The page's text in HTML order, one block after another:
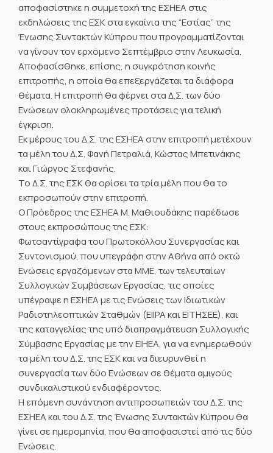
αποφασίστηκε η συμμετοχή της ΕΣΗΕΑ στις
εκδηλώσεις της ΕΣΚ στα εγκαίνια της “Εστίας” της
Ένωσης Συντακτών Κύπρου που προγραμματίζονται
να γίνουν τον ερχόμενο Σεπτέμβριο στην Λευκωσία.
Αποφασίσθηκε, επίσης, η συγκρότηση κοινής
επιτροπής, η οποία θα επεξεργάζεται τα διάφορα
θέματα. Η επιτροπή θα φέρνει στα Δ.Σ. των δύο
Ενώσεων ολοκληρωμένες προτάσεις για τελική
έγκριση.
Εκ μέρους του Δ.Σ. της ΕΣΗΕΑ στην επιτροπή μετέχουν
τα μέλη του Δ.Σ. Φανή Πετραλιά, Κώστας Μπετινάκης
και Γιώργος Στεφανής.
Το Δ.Σ. της ΕΣΚ θα ορίσει τα τρία μέλη που θα το
εκπροσωπούν στην επιτροπή.
Ο Πρόεδρος της ΕΣΗΕΑ Μ. Μαθιουδάκης παρέδωσε
στους εκπροσώπους της ΕΣΚ:
Φωτοαντίγραφα του Πρωτοκόλλου Συνεργασίας και
Συντονισμού, που υπεγράφη στην Αθήνα από οκτώ
Ενώσεις εργαζόμενων στα ΜΜΕ, των τελευταίων
Συλλογικών Συμβάσεων Εργασίας, τις οποίες
υπέγραψε η ΕΣΗΕΑ με τις Ενώσεις των Ιδιωτικών
Ραδιοτηλεοπτικών Σταθμών (ΕΙΙΡΑ και ΕΙΤΗΣΕΕ), και
της καταγγελίας της υπό διαπραγμάτευση Συλλογικής
Σύμβασης Εργασίας με την ΕΙΗΕΑ, για να ενημερωθούν
τα μέλη του Δ.Σ. της ΕΣΚ και να διευρυνθεί η
συνεργασία των δύο Ενώσεων σε θέματα αμιγούς
συνδικαλιστικού ενδιαφέροντος.
Η επόμενη συνάντηση αντιπροσωπειών του Δ.Σ. της
ΕΣΗΕΑ και του Δ.Σ. της Ένωσης Συντακτών Κύπρου θα
γίνει σε ημερομηνία, που θα αποφασιστεί από τις δύο
Ενώσεις.